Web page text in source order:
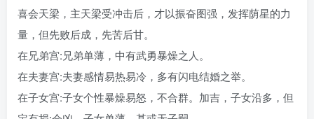
喜会天梁，主天梁受冲击后，才以振奋图强，发挥荫星的力
量，但先败后成，先苦后甘。
在兄弟宫:兄弟单薄，中有武勇暴燥之人。
在夫妻宫:夫妻感情易热易冷，多有闪电结婚之举。
在子女宫:子女个性暴燥易怒，不合群。加吉，子女沿多，但